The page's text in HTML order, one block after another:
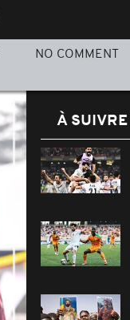
NO COMMENT
À SUIVRE